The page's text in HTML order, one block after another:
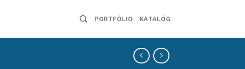
PORTFÓLIO KATALÓG